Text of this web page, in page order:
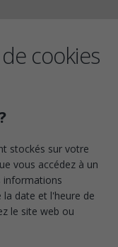
cookies
stockés sur votre
vous accédez à un
informations
la date et l'heure de
le site web ou